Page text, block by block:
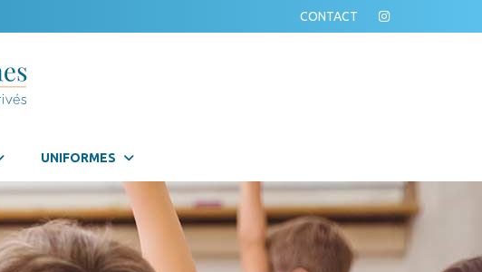
CONTACT
UNIFORMES